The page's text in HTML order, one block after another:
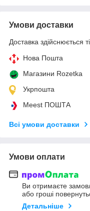
Умови доставки
Доставка здійснюється
Нова Пошта
Магазини Rozetka
Укрпошта
Meest ПОШТА
Всі умови доставки
Умови оплати
Ви отримаєте
або гроші
Детальніше